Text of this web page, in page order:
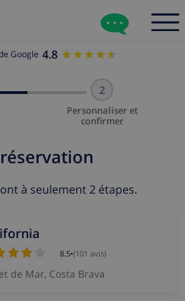
Google 4.8 ★★★★★
★★★★★
2
Personnaliser et
confirmer
à seulement 2 étapes.
8.5•(101 avis)
de Mar, Costa Brava